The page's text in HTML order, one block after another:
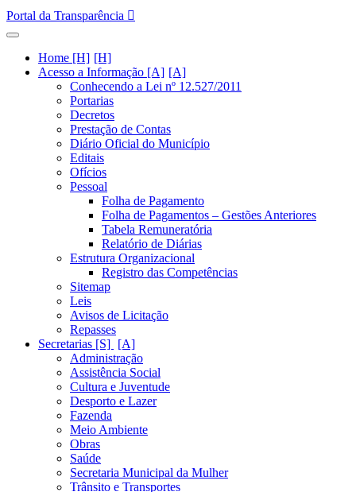
Portal da Transparência
Home [H]
Acesso a Informação [A]
Conhecendo a Lei nº 12.527/2011
Portarias
Decretos
Prestação de Contas
Diário Oficial do Município
Editais
Ofícios
Pessoal
Folha de Pagamento
Folha de Pagamentos – Gestões Anteriores
Tabela Remuneratória
Relatório de Diárias
Estrutura Organizacional
Registro das Competências
Sitemap
Leis
Avisos de Licitação
Repasses
Secretarias [S]
Administração
Assistência Social
Cultura e Juventude
Desporto e Lazer
Fazenda
Meio Ambiente
Obras
Saúde
Secretaria Municipal da Mulher
Trânsito e Transportes